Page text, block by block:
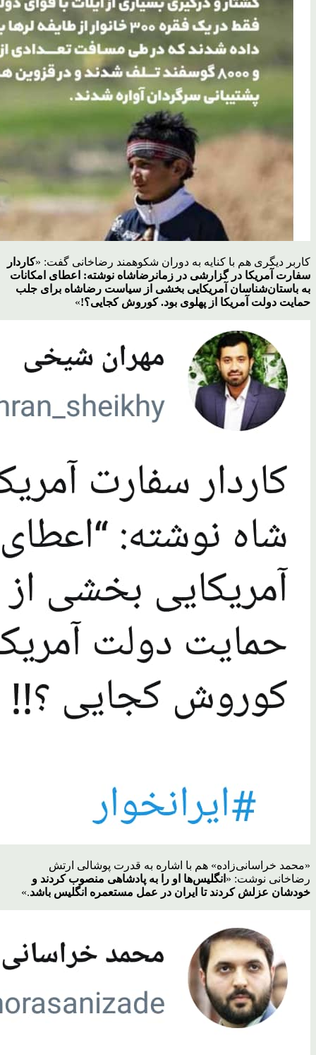
کاربر دیگری هم با کنایه به دوران شکوهمند رضاخانی گفت: «کاردار
سفارت آمریکا در گزارشی در زمانرضاشاه نوشته: اعطای امکانات
به باستان‌شناسان آمریکایی بخشی از سیاست رضا‌شاه برای جلب
حمایت دولت آمریکا از پهلوی بود. کوروش کجایی؟!»
«محمد خراسانی‌زاده» هم با اشاره به قدرت پوشالی ارتش
رضاخانی نوشت: « انگلیس‌ها او را به پادشاهی منصوب کردند و
خودشان عزلش کردند تا ایران در عمل مستعمره انگلیس باشد.»